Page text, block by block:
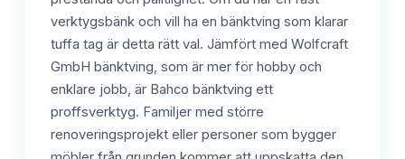
verktygsbänk och vill ha en bänktving som klarar
tuffa tag är detta rätt val. Jämfört med Wolfcraft
GmbH bänktving, som är mer för hobby och
enklare jobb, är Bahco bänktving ett
proffsverktyg. Familjer med större
renoveringsprojekt eller personer som bygger